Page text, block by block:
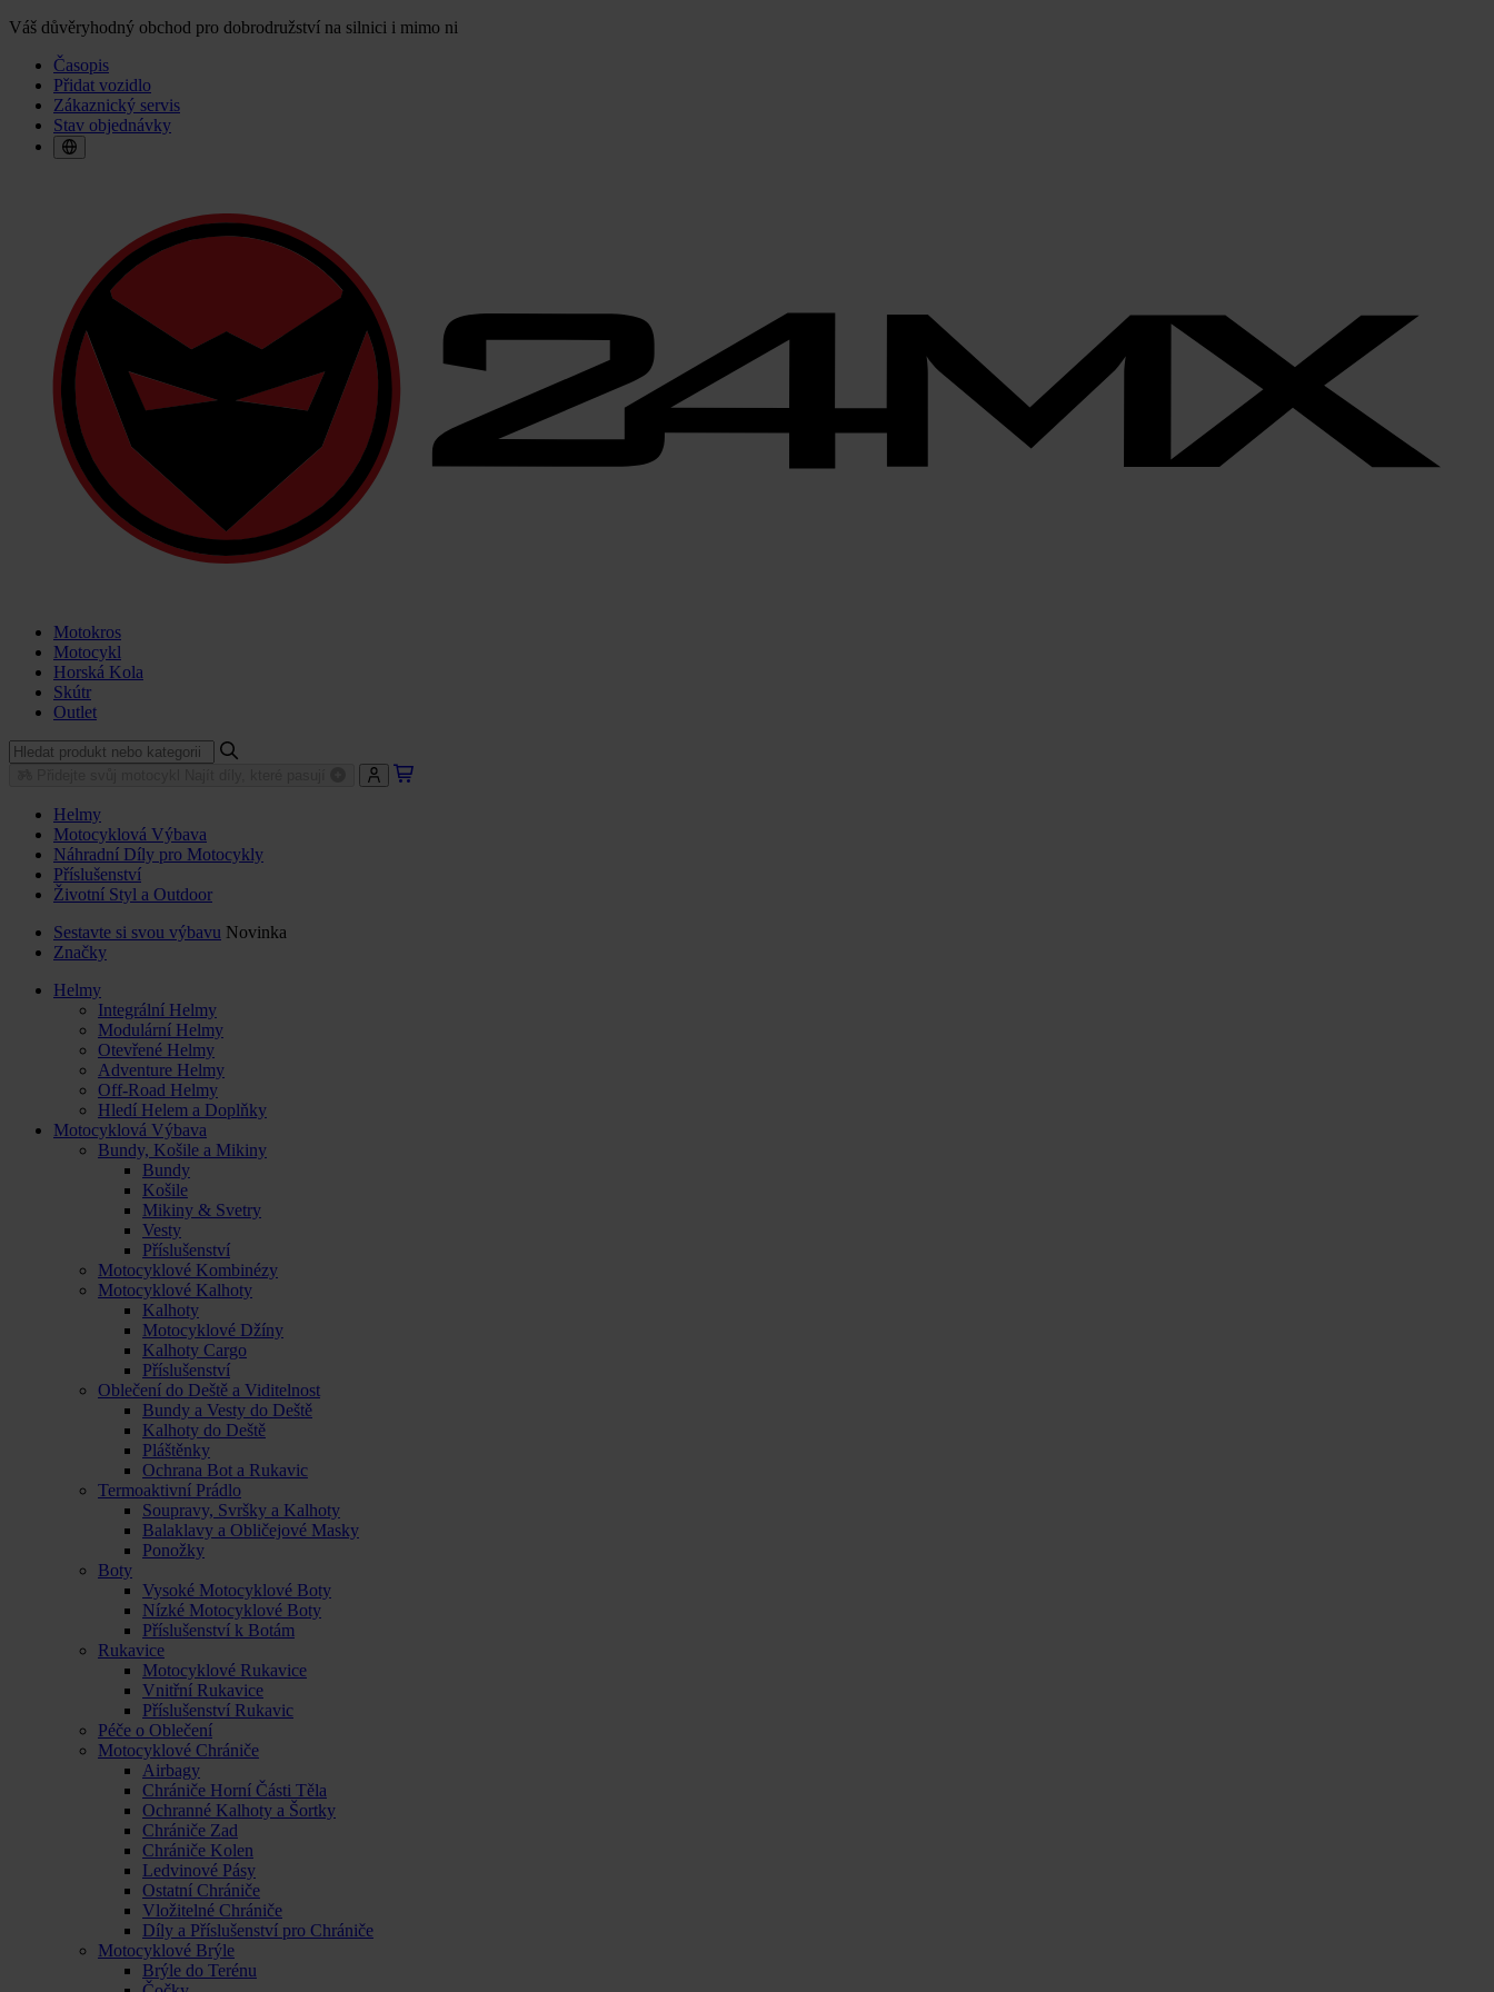
Váš důvěryhodný obchod pro dobrodružství na silnici i mimo ni
Časopis
Přidat vozidlo
Zákaznický servis
Stav objednávky
Motokros
Motocykl
Horská Kola
Skútr
Outlet
Helmy
Motocyklová Výbava
Náhradní Díly pro Motocykly
Příslušenství
Životní Styl a Outdoor
Sestavte si svou výbavu Novinka
Značky
Helmy
Integrální Helmy
Modulární Helmy
Otevřené Helmy
Adventure Helmy
Off-Road Helmy
Hledí Helem a Doplňky
Motocyklová Výbava
Bundy, Košile a Mikiny
Bundy
Košile
Mikiny & Svetry
Vesty
Příslušenství
Motocyklové Kombinézy
Motocyklové Kalhoty
Kalhoty
Motocyklové Džíny
Kalhoty Cargo
Příslušenství
Oblečení do Deště a Viditelnost
Bundy a Vesty do Deště
Kalhoty do Deště
Pláštěnky
Ochrana Bot a Rukavic
Termoaktivní Prádlo
Soupravy, Svršky a Kalhoty
Balaklavy a Obličejové Masky
Ponožky
Boty
Vysoké Motocyklové Boty
Nízké Motocyklové Boty
Příslušenství k Botám
Rukavice
Motocyklové Rukavice
Vnitřní Rukavice
Příslušenství Rukavic
Péče o Oblečení
Motocyklové Chrániče
Airbagy
Chrániče Horní Části Těla
Ochranné Kalhoty a Šortky
Chrániče Zad
Chrániče Kolen
Ledvinové Pásy
Ostatní Chrániče
Vložitelné Chrániče
Díly a Příslušenství pro Chrániče
Motocyklové Brýle
Brýle do Terénu